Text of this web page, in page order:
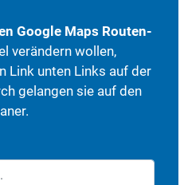
Google Maps Routen-
verändern wollen,
Link unten Links auf der
gelangen sie auf den